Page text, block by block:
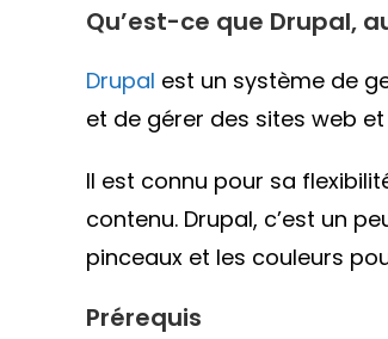
Qu’est-ce que Drupal,
Drupal est un système de
et de gérer des sites web
Il est connu pour sa
contenu. Drupal, c’est un
pinceaux et les couleurs
Prérequis